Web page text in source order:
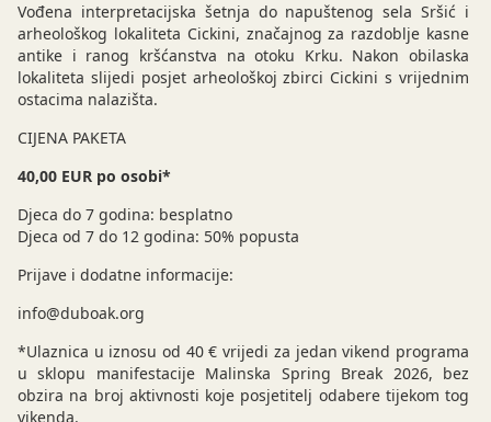
Vođena interpretacijska šetnja do napuštenog sela Sršić i
arheološkog lokaliteta Cickini, značajnog za razdoblje kasne
antike i ranog kršćanstva na otoku Krku. Nakon obilaska
lokaliteta slijedi posjet arheološkoj zbirci Cickini s vrijednim
ostacima nalazišta.
CIJENA PAKETA
40,00 EUR po osobi*
Djeca do 7 godina: besplatno
Djeca od 7 do 12 godina: 50% popusta
Prijave i dodatne informacije:
info@duboak.org
*Ulaznica u iznosu od 40 € vrijedi za jedan vikend programa
u sklopu manifestacije Malinska Spring Break 2026, bez
obzira na broj aktivnosti koje posjetitelj odabere tijekom tog
vikenda.